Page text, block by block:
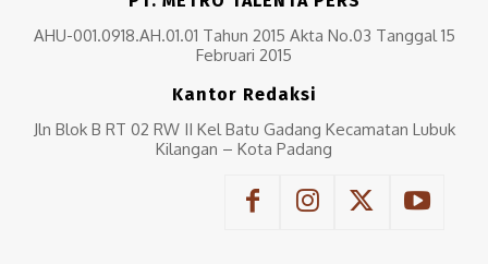
AHU-001.0918.AH.01.01 Tahun 2015 Akta No.03 Tanggal 15
Februari 2015
Kantor Redaksi
Jln Blok B RT 02 RW II Kel Batu Gadang Kecamatan Lubuk
Kilangan – Kota Padang